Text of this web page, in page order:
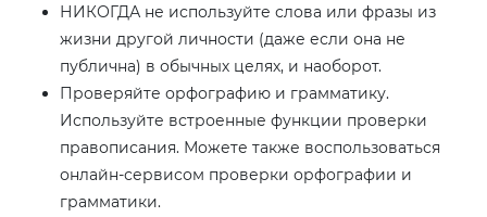
НИКОГДА не используйте слова или фразы из
жизни другой личности (даже если она не
публична) в обычных целях, и наоборот.
Проверяйте орфографию и грамматику.
Используйте встроенные функции проверки
правописания. Можете также воспользоваться
онлайн-сервисом проверки орфографии и
грамматики.